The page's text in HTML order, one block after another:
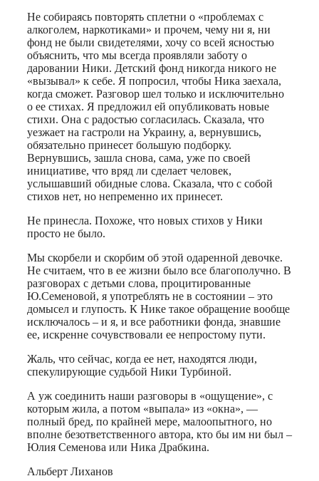
Не собираясь повторять сплетни о «проблемах с
алкоголем, наркотиками» и прочем, чему ни я, ни
фонд не были свидетелями, хочу со всей ясностью
объяснить, что мы всегда проявляли заботу о
даровании Ники. Детский фонд никогда никого не
«вызывал» к себе. Я попросил, чтобы Ника заехала,
когда сможет. Разговор шел только и исключительно
о ее стихах. Я предложил ей опубликовать новые
стихи. Она с радостью согласилась. Сказала, что
уезжает на гастроли на Украину, а, вернувшись,
обязательно принесет большую подборку.
Вернувшись, зашла снова, сама, уже по своей
инициативе, что вряд ли сделает человек,
услышавший обидные слова. Сказала, что с собой
стихов нет, но непременно их принесет.
Не принесла. Похоже, что новых стихов у Ники
просто не было.
Мы скорбели и скорбим об этой одаренной девочке.
Не считаем, что в ее жизни было все благополучно. В
разговорах с детьми слова, процитированные
Ю.Семеновой, я употреблять не в состоянии – это
домысел и глупость. К Нике такое обращение вообще
исключалось – и я, и все работники фонда, знавшие
ее, искренне сочувствовали ее непростому пути.
Жаль, что сейчас, когда ее нет, находятся люди,
спекулирующие судьбой Ники Турбиной.
А уж соединить наши разговоры в «ощущение», с
которым жила, а потом «выпала» из «окна», —
полный бред, по крайней мере, малоопытного, но
вполне безответственного автора, кто бы им ни был –
Юлия Семенова или Ника Драбкина.
Альберт Лиханов